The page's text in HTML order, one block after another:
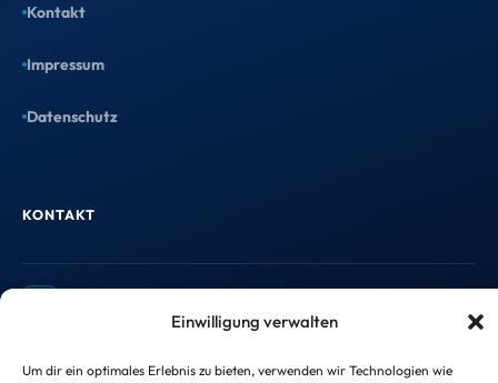
Einwilligung verwalten
Um dir ein optimales Erlebnis zu bieten, verwenden wir Technologien wie
Kontakt
Impressum
Datenschutz
KONTAKT
info@taxtify.de